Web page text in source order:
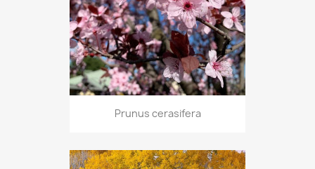
Prunus cerasifera